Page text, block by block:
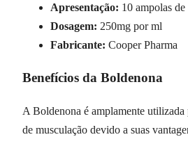
Apresentação: 10 ampolas
Dosagem: 250mg por ml
Fabricante: Cooper Pharma
Benefícios da Boldenona
A Boldenona é amplamente utilizada
de musculação devido a suas